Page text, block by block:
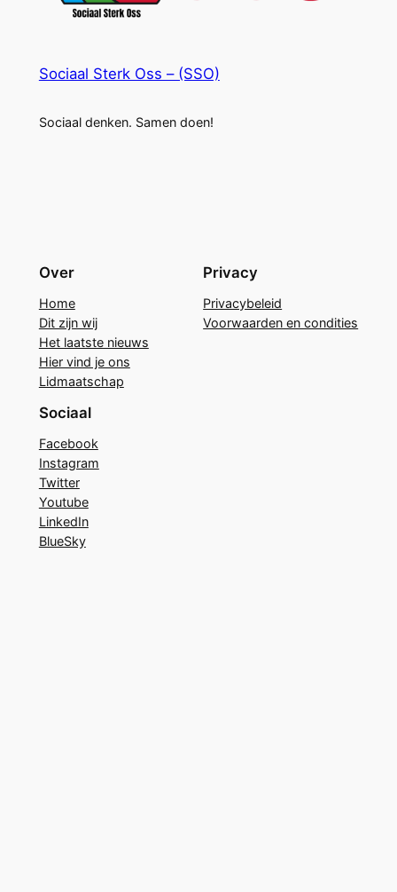
Sociaal Sterk Oss – (SSO)
Sociaal denken. Samen doen!
Over
Home
Dit zijn wij
Het laatste nieuws
Hier vind je ons
Lidmaatschap
Privacy
Privacybeleid
Voorwaarden en condities
Sociaal
Facebook
Instagram
Twitter
Youtube
LinkedIn
BlueSky